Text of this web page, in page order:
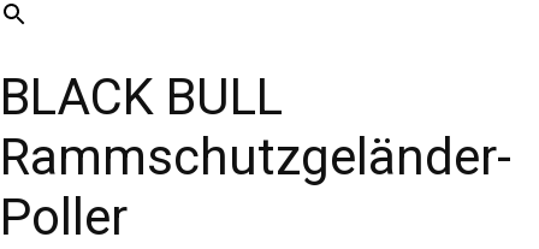
BLACK BULL
Rammschutzgeländer-
Poller